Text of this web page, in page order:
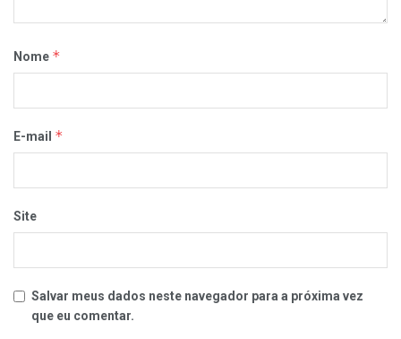
Nome *
E-mail *
Site
Salvar meus dados neste navegador para a próxima vez
que eu comentar.